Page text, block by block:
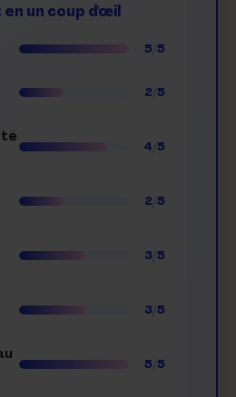
un coup d'œil
5/5
2/5
4/5
2/5
3/5
3/5
5/5